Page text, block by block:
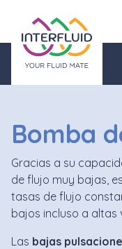
Bomba
Gracias a su
de flujo muy bajas,
tasas de flujo
bajos incluso a altas
Las bajas